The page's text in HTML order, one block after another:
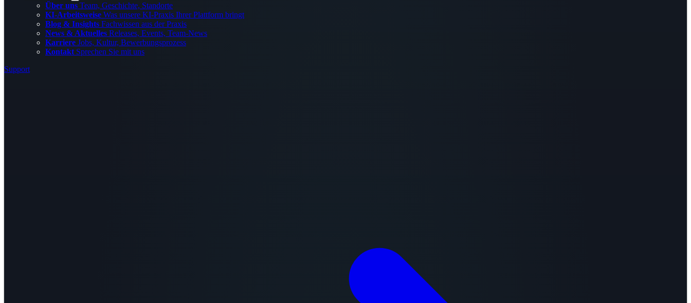
Über uns Team, Geschichte, Standorte
KI-Arbeitsweise Was unsere KI-Praxis Ihrer Plattform bringt
Blog & Insights Fachwissen aus der Praxis
News & Aktuelles Releases, Events, Team-News
Karriere Jobs, Kultur, Bewerbungsprozess
Kontakt Sprechen Sie mit uns
Support